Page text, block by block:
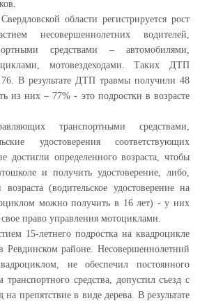
области регистрируется рост
несовершеннолетних водителей,
средствами – автомобилями,
мотовездеходами. Таких ДТП
76. В результате ДТП травмы получили 48
из них – 77% - это подростки в возрасте
транспортными средствами,
удостоверения соответствующих
достигли определенного возраста, чтобы
и получить удостоверение, либо,
(водительское удостоверение на
можно получить в 16 лет) - у них
право управления мотоциклами.
15-летнего подростка на квадроцикле
Ревдинском районе. Несовершеннолетний
не обеспечил постоянного
средства, допустил съезд с
препятствие в виде дерева. В результате